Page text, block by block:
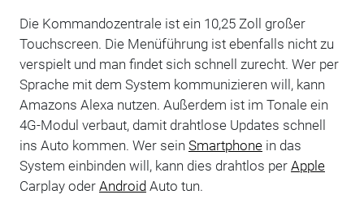
Die Kommandozentrale ist ein 10,25 Zoll großer
Touchscreen. Die Menüführung ist ebenfalls nicht zu
verspielt und man findet sich schnell zurecht. Wer per
Sprache mit dem System kommunizieren will, kann
Amazons Alexa nutzen. Außerdem ist im Tonale ein
4G-Modul verbaut, damit drahtlose Updates schnell
ins Auto kommen. Wer sein Smartphonein das
System einbinden will, kann dies drahtlos per Apple
Carplay oder AndroidAuto tun.